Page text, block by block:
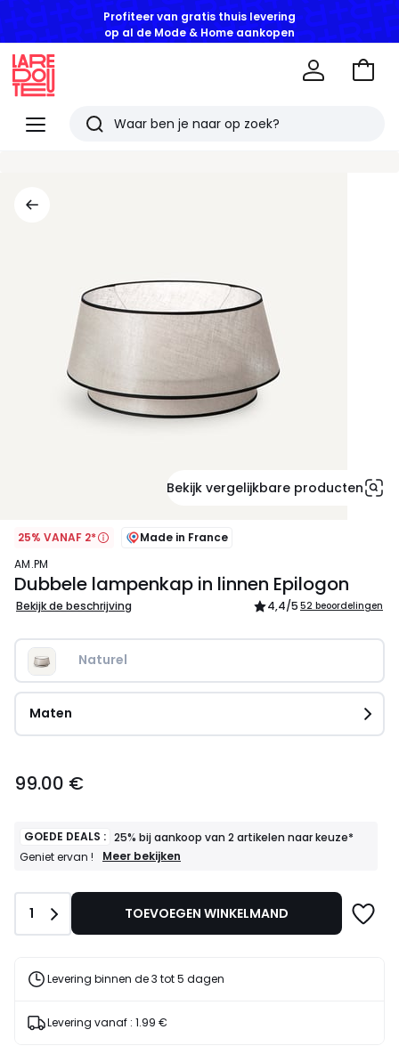
Profiteer van gratis thuis levering
op al de Mode & Home aankopen
Menu
Redoute
Zoeken
Naar
Bekijk vergelijkbare producten
25% VANAF 2*
Made in France
AM.PM
Dubbele lampenkap in linnen Epilogon
Bekijk de beschrijving 4,4/5 52 beoordelingen
Naturel
Maten
€.
99.00 €
GOEDE DEALS : 25% bij aankoop van 2 artikelen naar keuze*
Geniet ervan !
GOEDE
artikelen
Geniet
Meer bekijken
Aantal
1 TOEVOEGEN WINKELMAND
Levering binnen de 3 tot 5 dagen
Levering vanaf : 1.99 €